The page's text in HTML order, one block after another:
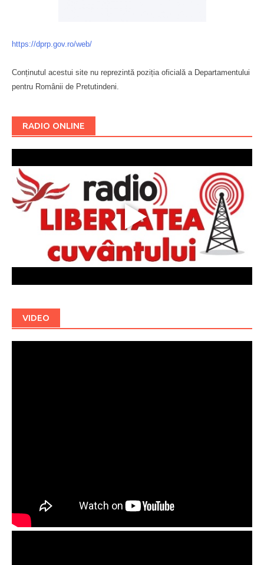
https://dprp.gov.ro/web/
Conținutul acestui site nu reprezintă poziția oficială a Departamentului
pentru Românii de Pretutindeni.
RADIO ONLINE
VIDEO